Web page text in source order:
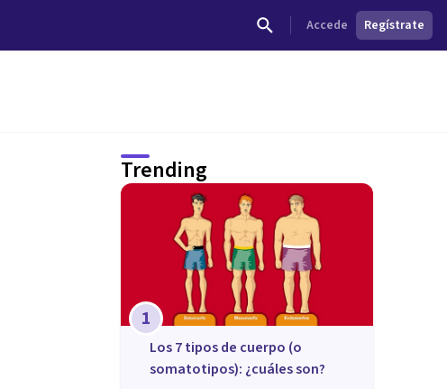
Accede Regístrate
Trending
1
​Los 7 tipos de cuerpo (o
somatotipos): ¿cuáles son?